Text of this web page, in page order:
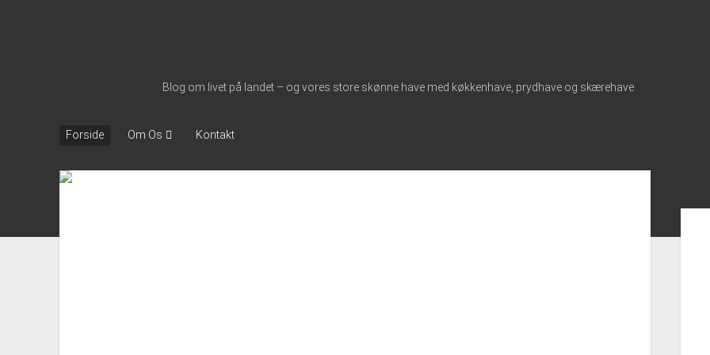
Blog om livet på landet – og vores store skønne have med køkkenhave, prydhave og skærehave
Forside Om Os Kontakt
Nymølle1900
meny